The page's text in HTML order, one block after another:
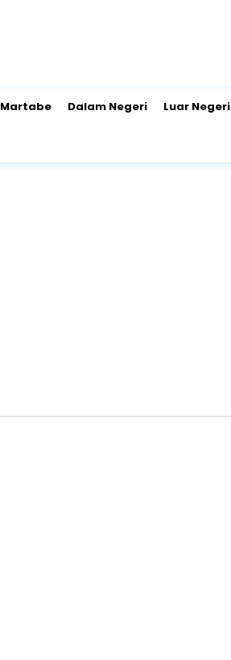
Martabe Dalam Negeri Luar Negeri